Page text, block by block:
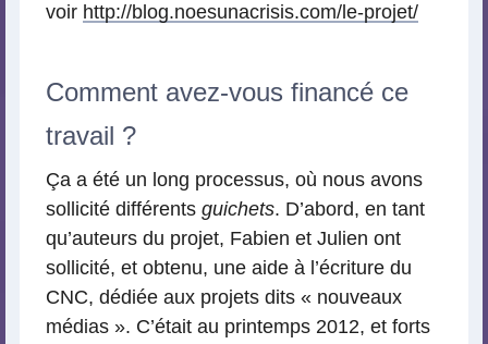
voir http://blog.noesunacrisis.com/le-projet/
Comment avez-vous financé ce
travail ?
Ça a été un long processus, où nous avons
sollicité différents guichets. D’abord, en tant
qu’auteurs du projet, Fabien et Julien ont
sollicité, et obtenu, une aide à l’écriture du
CNC, dédiée aux projets dits « nouveaux
médias ». C’était au printemps 2012, et forts